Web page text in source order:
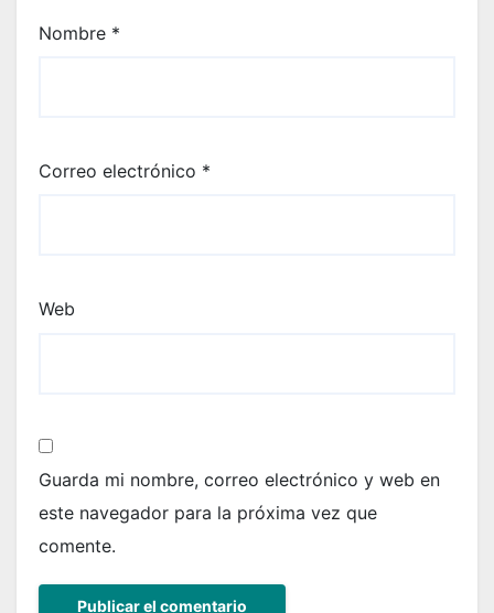
Nombre *
Correo electrónico *
Web
Guarda mi nombre, correo electrónico y web en
este navegador para la próxima vez que
comente.